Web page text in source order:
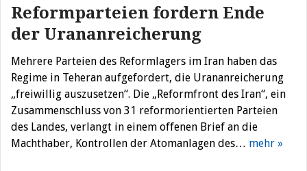
Reformparteien fordern Ende
der Urananreicherung
Mehrere Parteien des Reformlagers im Iran haben das
Regime in Teheran aufgefordert, die Urananreicherung
„freiwillig auszusetzen“. Die „Reformfront des Iran“, ein
Zusammenschluss von 31 reformorientierten Parteien
des Landes, verlangt in einem offenen Brief an die
Machthaber, Kontrollen der Atomanlagen des… mehr »